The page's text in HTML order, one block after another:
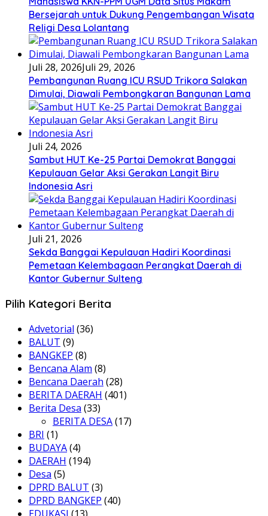
Bersejarah untuk Dukung Pengembangan Wisata
Religi Desa Lolantang
Juli 28, 2026Juli 29, 2026
Pembangunan Ruang ICU RSUD Trikora Salakan
Dimulai, Diawali Pembongkaran Bangunan Lama
Juli 24, 2026
Sambut HUT Ke-25 Partai Demokrat Banggai
Kepulauan Gelar Aksi Gerakan Langit Biru
Indonesia Asri
Juli 21, 2026
Sekda Banggai Kepulauan Hadiri Koordinasi
Pemetaan Kelembagaan Perangkat Daerah di
Kantor Gubernur Sulteng
Pilih Kategori Berita
Advetorial (36)
BALUT (9)
BANGKEP (8)
Bencana Alam (8)
Bencana Daerah (28)
BERITA DAERAH (401)
Berita Desa (33)
BERITA DESA(17)
BRI (1)
BUDAYA(4)
DAERAH (194)
Desa (5)
DPRD BALUT (3)
DPRD BANGKEP (40)